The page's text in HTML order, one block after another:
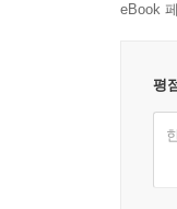
eBook
평점